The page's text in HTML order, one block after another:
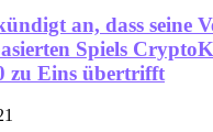
an, dass seine
Spiels
zu Eins übertrifft